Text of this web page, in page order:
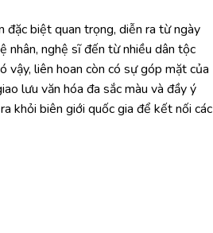
đặc biệt quan trọng, diễn ra từ ngày
nghệ sĩ đến từ nhiều dân tộc
vậy, liên hoan còn có sự góp mặt của
lưu văn hóa đa sắc màu và đầy ý
khỏi biên giới quốc gia để kết nối các